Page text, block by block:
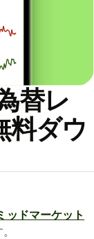
替レ
料ダウ
ッドマーケット